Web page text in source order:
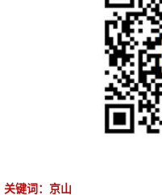
关键词：京山